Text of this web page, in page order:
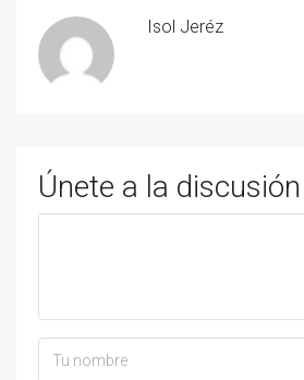
Isol Jeréz
Únete a la discusión